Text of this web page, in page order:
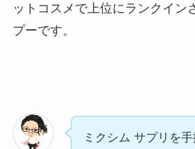
ットコスメで上位にランクイン
プーです。
ミクシム サプリを